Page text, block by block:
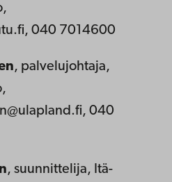
040 7014600
, palvelujohtaja,
040
, suunnittelija, Itä-